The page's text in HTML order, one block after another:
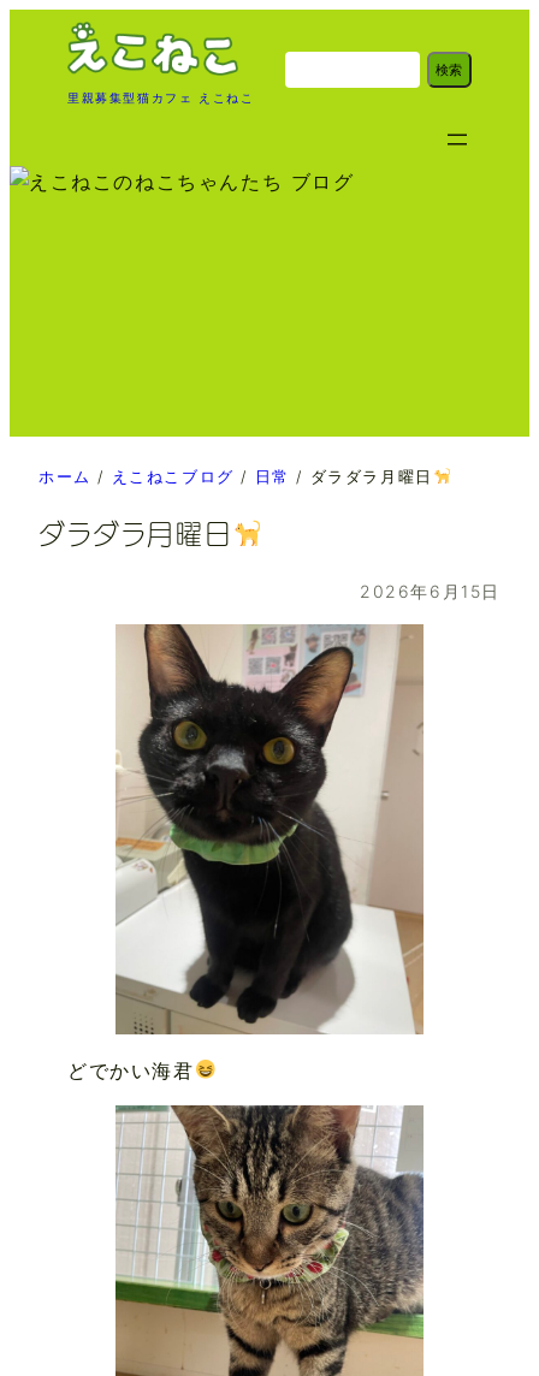
ッ
里親募集型猫カフェ えこねこ
検
索
検索
ホーム / えこねこブログ / 日常 / ダラダラ月曜日
ダラダラ月曜日
2026年6月15日
どでかい海君